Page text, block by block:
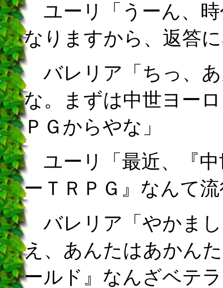
ユーリ「うーん、時
なりますから、返答
バレリア「ちっ、あ
な。まずは中世ヨー
ＰＧからやな」
ユーリ「最近、『中
ーＴＲＰＧ』なんて
バレリア「やかまし
え、あんたはあかん
ールド』なんざベテ